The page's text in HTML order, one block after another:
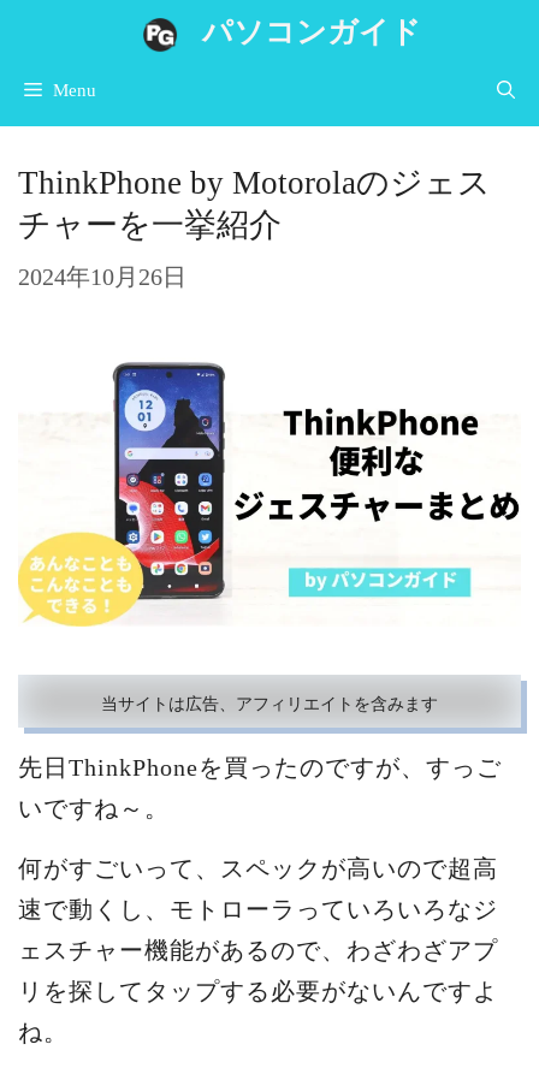
ツ
へ
ス
パソコンガイド
Menu
ThinkPhone by Motorolaのジェス
チャーを一挙紹介
2024年10月26日
当サイトは広告、アフィリエイトを含みます
先日ThinkPhoneを買ったのですが、すっご
いですね～。
何がすごいって、スペックが高いので超高
速で動くし、モトローラっていろいろなジ
ェスチャー機能があるので、わざわざアプ
リを探してタップする必要がないんですよ
ね。